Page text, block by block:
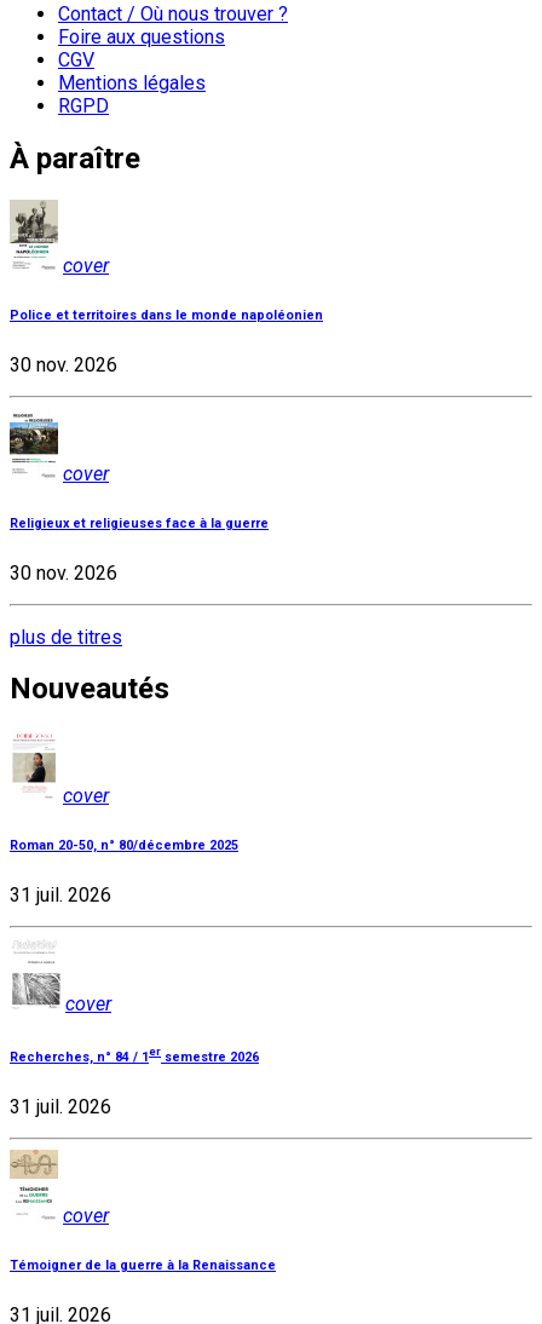
Contact / Où nous trouver ?
Foire aux questions
CGV
Mentions légales
RGPD
À paraître
cover
Police et territoires dans le monde napoléonien
30 nov. 2026
cover
Religieux et religieuses face à la guerre
30 nov. 2026
plus de titres
Nouveautés
cover
Roman 20-50, n° 80/décembre 2025
31 juil. 2026
cover
Recherches, n° 84 / 1er semestre 2026
31 juil. 2026
cover
Témoigner de la guerre à la Renaissance
31 juil. 2026